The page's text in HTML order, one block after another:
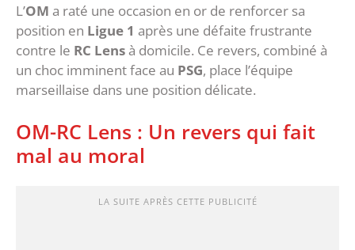
L’OM a raté une occasion en or de renforcer sa
position en Ligue 1 après une défaite frustrante
contre le RC Lensà domicile. Ce revers, combiné à
un choc imminent face au PSG, place l’équipe
marseillaise dans une position délicate.
OM-RC Lens : Un revers qui fait
mal au moral
LA SUITE APRÈS CETTE PUBLICITÉ